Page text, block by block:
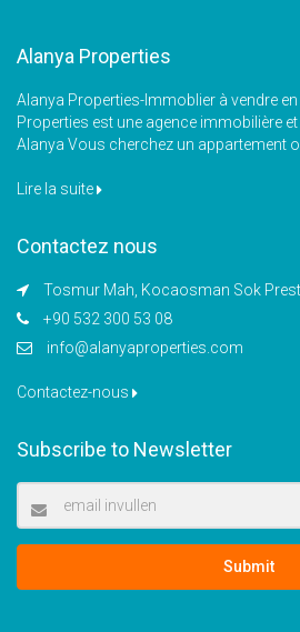
Alanya Properties
Alanya Properties-Immoblier à vendre
Properties est une agence immobilière
Alanya Vous cherchez un appartement
Lire la suite
Contactez nous
Tosmur Mah, Kocaosman Sok
+90 532 300 53 08
info@alanyaproperties.com
Contactez-nous
Subscribe to Newsletter
Submit